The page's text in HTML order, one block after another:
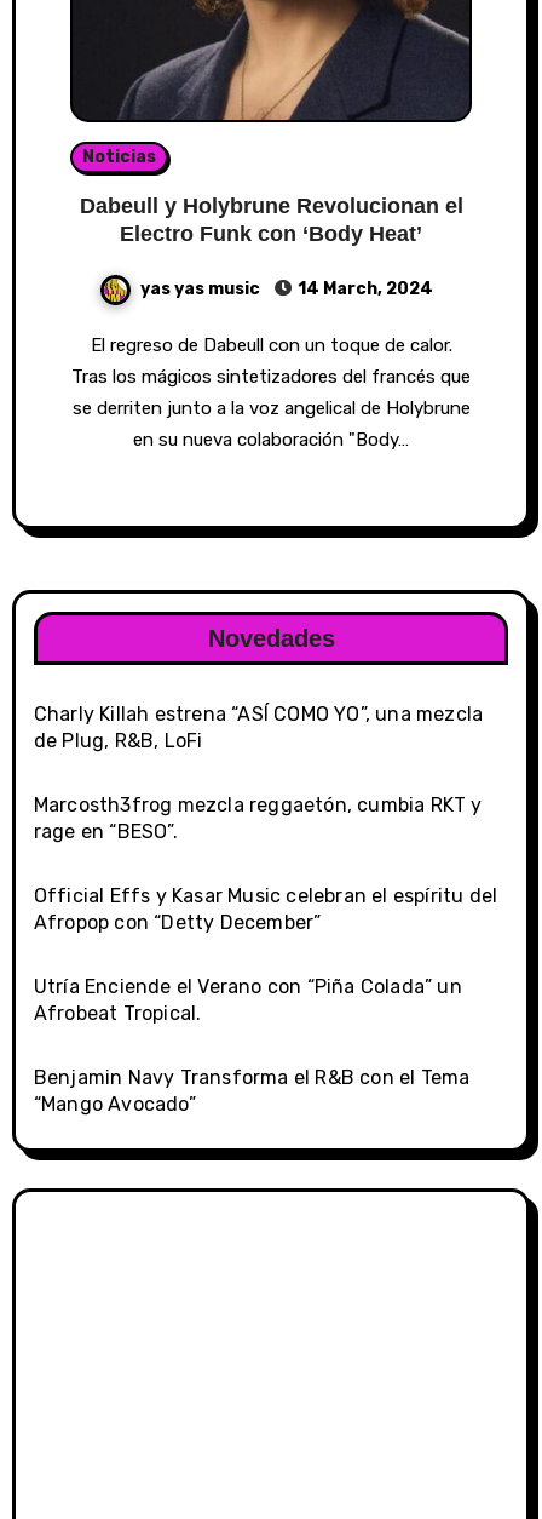
Noticias
Dabeull y Holybrune Revolucionan el
Electro Funk con ‘Body Heat’
yas yas music 14 March, 2024
El regreso de Dabeull con un toque de calor.
Tras los mágicos sintetizadores del francés que
se derriten junto a la voz angelical de Holybrune
en su nueva colaboración "Body…
Novedades
Charly Killah estrena “ASÍ COMO YO”, una mezcla
de Plug, R&B, LoFi
Marcosth3frog mezcla reggaetón, cumbia RKT y
rage en “BESO”.
Official Effs y Kasar Music celebran el espíritu del
Afropop con “Detty December”
Utría Enciende el Verano con “Piña Colada” un
Afrobeat Tropical.
Benjamin Navy Transforma el R&B con el Tema
“Mango Avocado”